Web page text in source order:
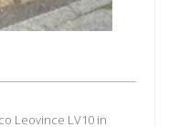
Leovince LV10 in